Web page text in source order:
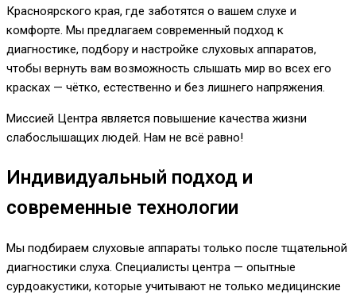
Красноярского края, где заботятся о вашем слухе и
комфорте. Мы предлагаем современный подход к
диагностике, подбору и настройке слуховых аппаратов,
чтобы вернуть вам возможность слышать мир во всех его
красках — чётко, естественно и без лишнего напряжения.
Миссией Центра является повышение качества жизни
слабослышащих людей. Нам не всё равно!
Индивидуальный подход и
современные технологии
Мы подбираем слуховые аппараты только после тщательной
диагностики слуха. Специалисты центра — опытные
сурдоакустики, которые учитывают не только медицинские